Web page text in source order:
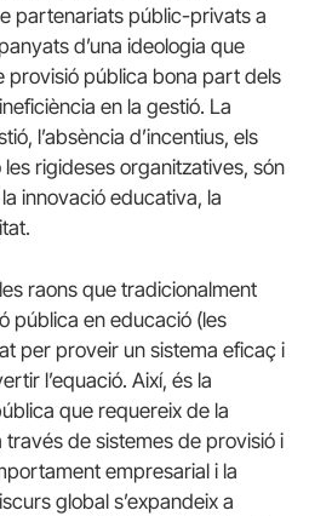
partenariats públic-privats a
d’una ideologia que
provisió pública bona part dels
en la gestió. La
l’absència d’incentius, els
rigideses organitzatives, són
innovació educativa, la
raons que tradicionalment
pública en educació (les
per proveir un sistema eficaç i
l’equació. Així, és la
que requereix de la
de sistemes de provisió i
empresarial i la
global s’expandeix a